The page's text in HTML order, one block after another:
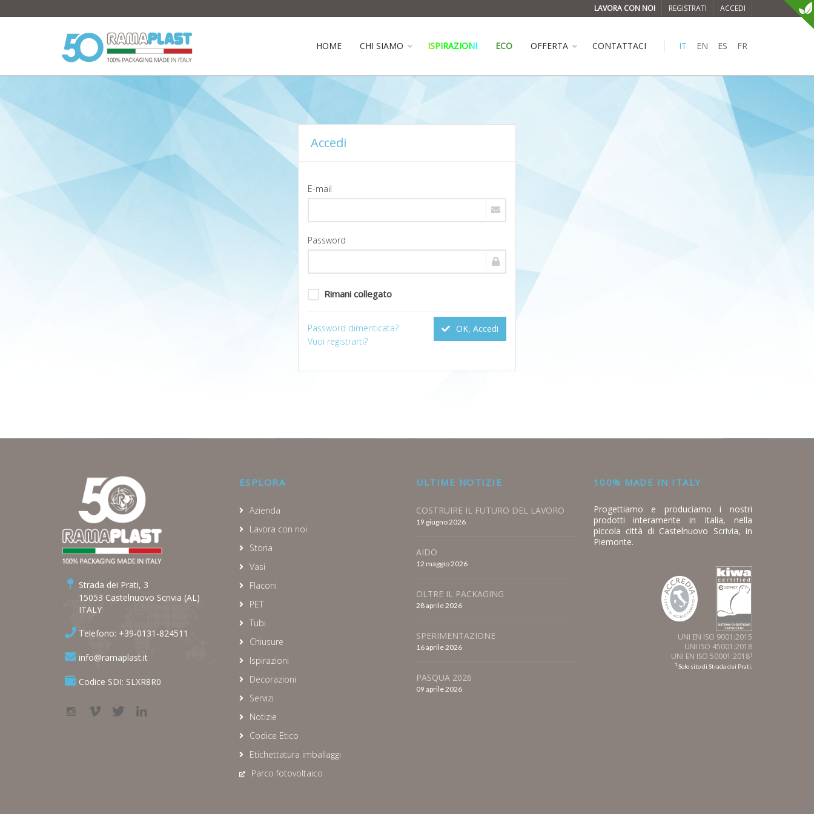
LAVORA CON NOI REGISTRATI ACCEDI
IT EN ES FR
HOME CHI SIAMO ISPIRAZIONI ECO OFFERTA CONTATTACI
Accedi
E-mail
Password
Rimani collegato
OK, Accedi
Password dimenticata?
Vuoi registrarti?
Strada dei Prati, 3
15053 Castelnuovo Scrivia (AL)
ITALY
Telefono: +39-0131-824511
info@ramaplast.it
Codice SDI: SLXR8R0
ESPLORA
Azienda
Lavora con noi
Storia
Vasi
Flaconi
PET
Tubi
Chiusure
Ispirazioni
Decorazioni
Servizi
Notizie
Codice Etico
Etichettatura imballaggi
Parco fotovoltaico
ULTIME NOTIZIE
COSTRUIRE IL FUTURO DEL LAVORO
19 giugno 2026
AIDO
12 maggio 2026
OLTRE IL PACKAGING
28 aprile 2026
SPERIMENTAZIONE
16 aprile 2026
PASQUA 2026
09 aprile 2026
100% MADE IN ITALY
Progettiamo e produciamo i nostri
prodotti interamente in Italia, nella
piccola città di Castelnuovo Scrivia, in
Piemonte.
UNI EN ISO 9001:2015
UNI ISO 45001:2018
UNI EN ISO 50001:20181
1 Solo sito di Strada dei Prati.